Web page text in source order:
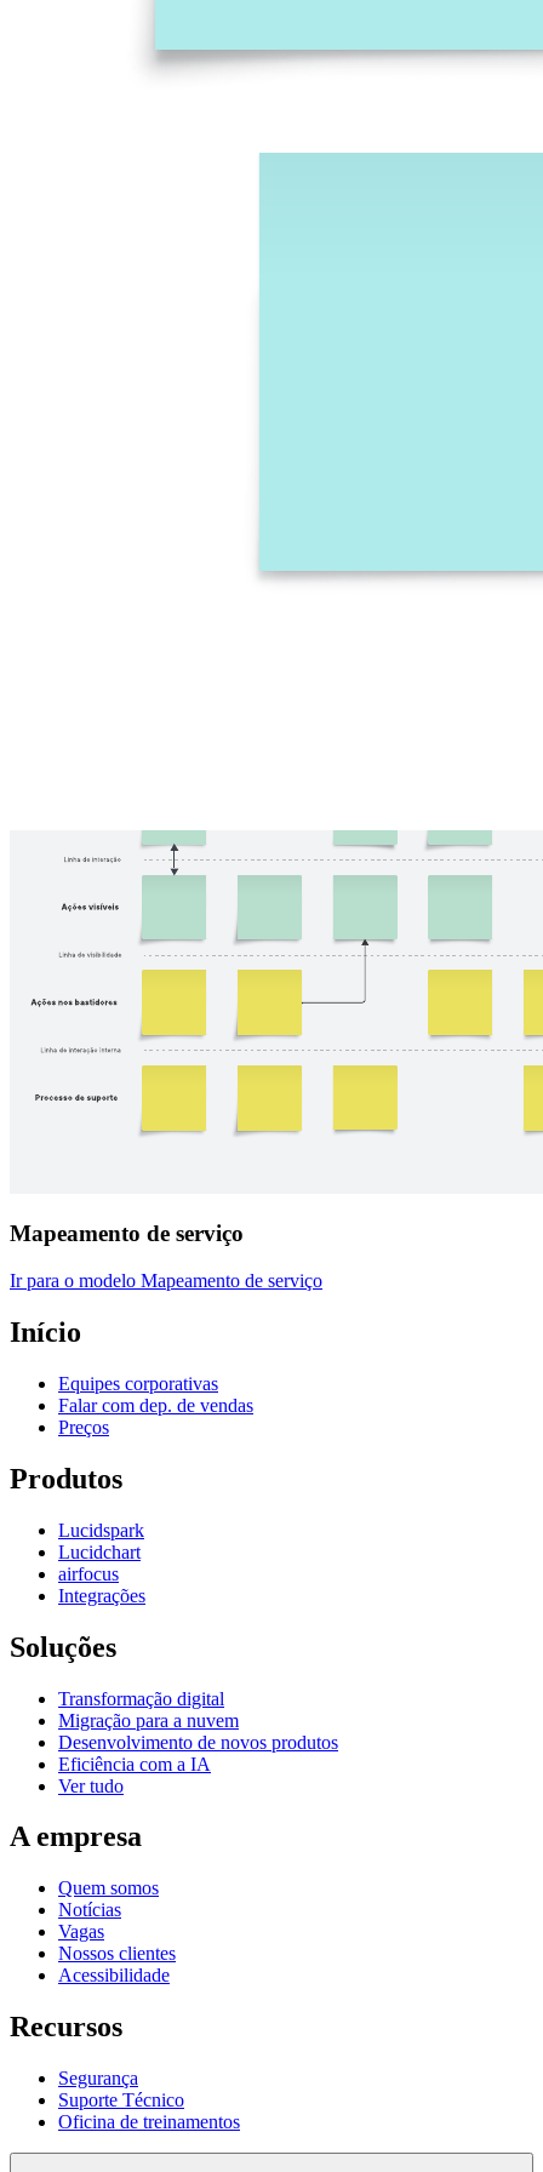
Mapeamento de serviço
Ir para o modelo Mapeamento de serviço
Início
Equipes corporativas
Falar com dep. de vendas
Preços
Produtos
Lucidspark
Lucidchart
airfocus
Integrações
Soluções
Transformação digital
Migração para a nuvem
Desenvolvimento de novos produtos
Eficiência com a IA
Ver tudo
A empresa
Quem somos
Notícias
Vagas
Nossos clientes
Acessibilidade
Recursos
Segurança
Suporte Técnico
Oficina de treinamentos